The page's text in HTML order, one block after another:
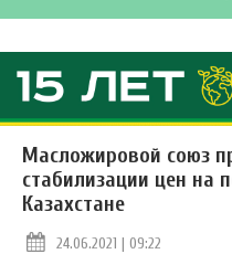
Масложировой союз
стабилизации цен на
Казахстане
24.06.2021 | 09:22